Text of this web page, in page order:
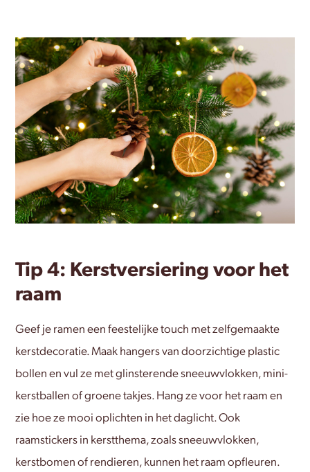
Tip 4: Kerstversiering voor het
raam
Geef je ramen een feestelijke touch met zelfgemaakte
kerstdecoratie. Maak hangers van doorzichtige plastic
bollen en vul ze met glinsterende sneeuwvlokken, mini-
kerstballen of groene takjes. Hang ze voor het raam en
zie hoe ze mooi oplichten in het daglicht. Ook
raamstickers in kerstthema, zoals sneeuwvlokken,
kerstbomen of rendieren, kunnen het raam opfleuren.